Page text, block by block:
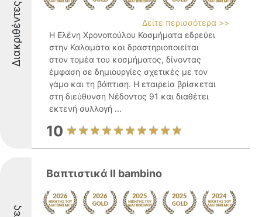
Διακριθέντες
Δείτε περισσότερα >>
Η Ελένη Χρονοπούλου Κοσμήματα εδρεύει
στην Καλαμάτα και δραστηριοποιείται
στον τομέα του κοσμήματος, δίνοντας
έμφαση σε δημιουργίες σχετικές με τον
γάμο και τη βάπτιση. Η εταιρεία βρίσκεται
στη διεύθυνση Νέδοντος 91 και διαθέτει
εκτενή συλλογή ...
10
Βαπτιστικά Il bambino